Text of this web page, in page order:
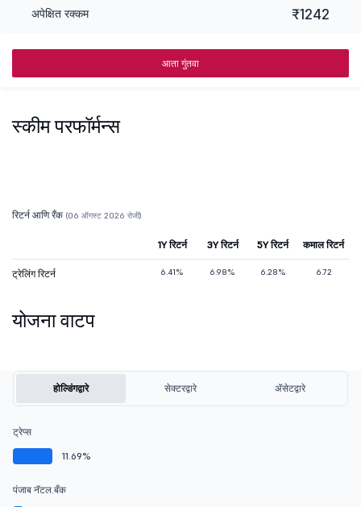
अपेक्षित रक्कम ₹1242
आता गुंतवा
स्कीम परफॉर्मन्स
रिटर्न आणि रँक (06 ऑगस्ट 2026 रोजी)
1Y रिटर्न 3Y रिटर्न 5Y रिटर्न कमाल रिटर्न
ट्रेलिंग रिटर्न 6.41% 6.98% 6.28% 6.72
योजना वाटप
होल्डिंगद्वारे सेक्टरद्वारे ॲसेटद्वारे
ट्रेप्स
11.69%
पंजाब नॅटल.बँक